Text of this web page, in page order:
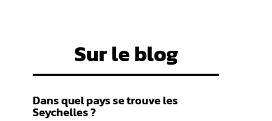
Sur le blog
Dans quel pays se trouve les
Seychelles ?